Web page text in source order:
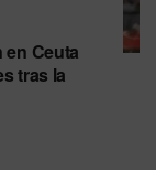
Ceuta
tras la